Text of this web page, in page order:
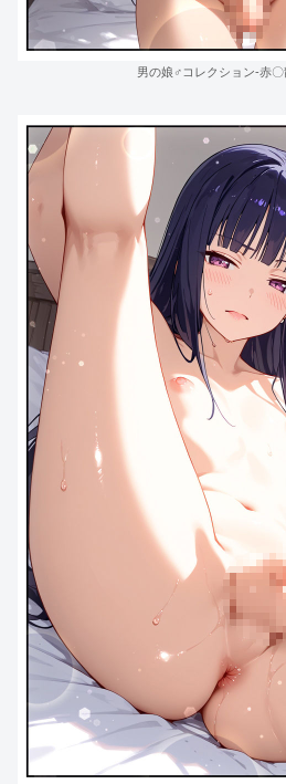
男の娘♂コレクション-赤〇